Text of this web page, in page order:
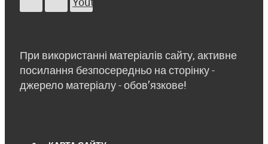
При використанні матеріалів сайту, активне
посилання безпосередньо на сторінку -
джерело матеріалу - обов’язкове!